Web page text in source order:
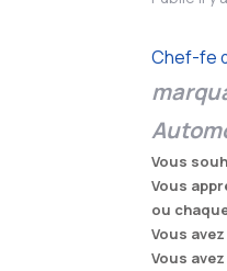
Chef-fe
Vous
Vous
ou
Vous
Vous